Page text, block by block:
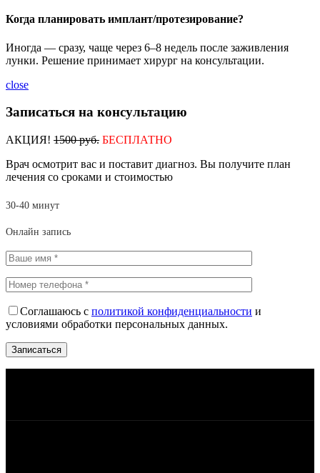
Когда планировать имплант/протезирование?
Иногда — сразу, чаще через 6–8 недель после заживления
лунки. Решение принимает хирург на консультации.
close
Записаться на консультацию
АКЦИЯ! 1500 руб. БЕСПЛАТНО
Врач осмотрит вас и поставит диагноз. Вы получите план
лечения со сроками и стоимостью
30-40 минут
Онлайн запись
Соглашаюсь с политикой конфиденциальности и
условиями обработки персональных данных.